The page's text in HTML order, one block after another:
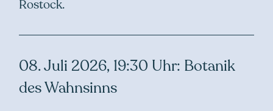
Rostock.
08. Juli 2026, 19:30 Uhr: Botanik
des Wahnsinns